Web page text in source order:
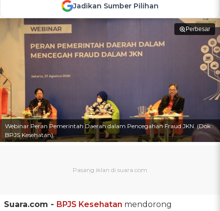
Jadikan Sumber Pilihan
Perbesar
Webinar Peran Pemerintah Daerah dalam Pencegahan Fraud JKN. (Dok :
BPJS Kesehatan).
Suara.com - BPJS Kesehatan mendorong